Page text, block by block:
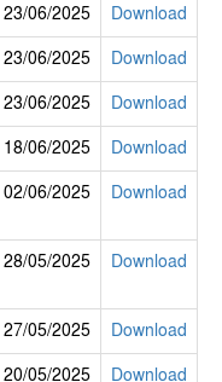
23/06/2025
Download
23/06/2025
Download
23/06/2025
Download
18/06/2025
Download
02/06/2025 Download
28/05/2025 Download
27/05/2025
Download
20/05/2025 Download